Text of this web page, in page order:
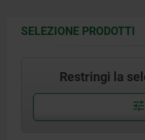
SELEZIONE PRODOTTI
Restringi la